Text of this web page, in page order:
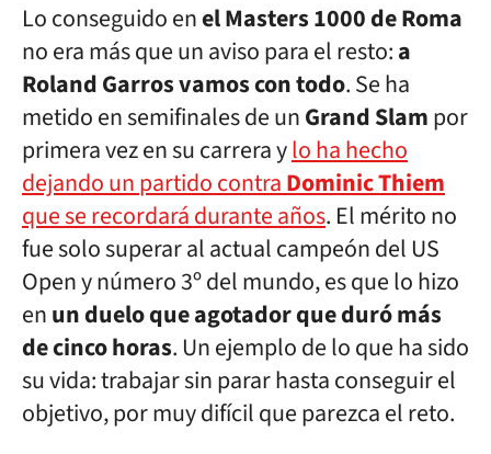
Lo conseguido enel Masters 1000 de Roma
no era más que un aviso para el resto:a
Roland Garros vamos con todo. Se ha
metido en semifinales de unGrand Slampor
primera vez en su carrera ylo ha hecho
dejando un partido contraDominic Thiem
que se recordará durante años. El mérito no
fue solo superar al actual campeón del US
Open y número 3º del mundo, es que lo hizo
enun duelo que agotador que duró más
de cinco horas. Un ejemplo de lo que ha sido
su vida: trabajar sin parar hasta conseguir el
objetivo, por muy difícil que parezca el reto.